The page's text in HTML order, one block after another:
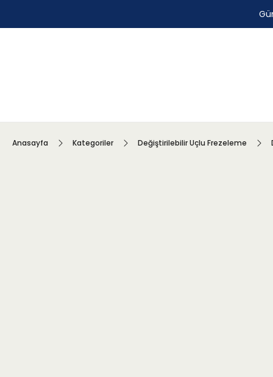
Anasayfa Kategoriler Değiştirilebilir Uçlu Frezeleme